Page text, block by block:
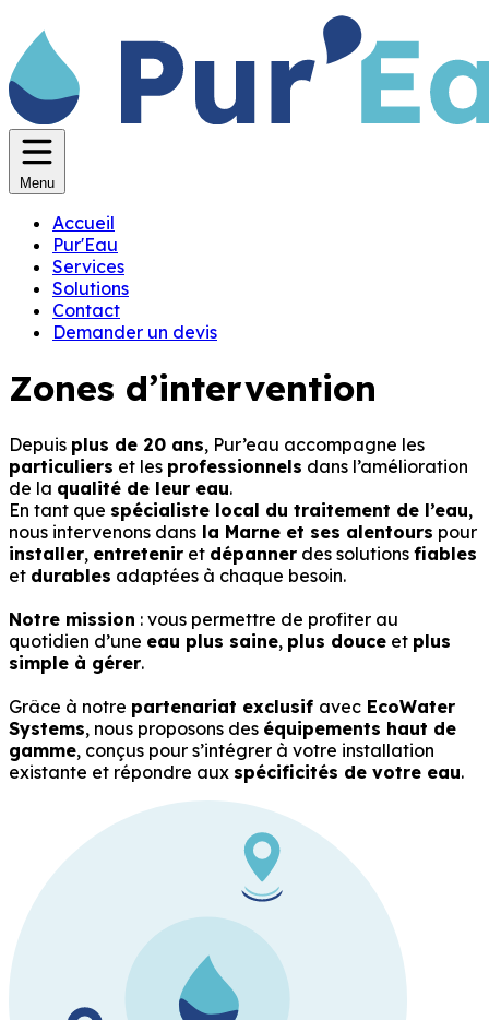
Menu
Accueil
Pur'Eau
Services
Solutions
Contact
Demander un devis
Zones d’intervention
Depuis plus de 20 ans, Pur’eau accompagne les
particuliers et les professionnels dans l’amélioration
de la qualité de leur eau.
En tant que spécialiste local du traitement de l’eau,
nous intervenons dans la Marne et ses alentours pour
installer, entretenir et dépanner des solutions fiables
et durables adaptées à chaque besoin.
Notre mission : vous permettre de profiter au
quotidien d’une eau plus saine, plus douce et plus
simple à gérer.
Grâce à notre partenariat exclusif avec EcoWater
Systems, nous proposons des équipements haut de
gamme, conçus pour s’intégrer à votre installation
existante et répondre aux spécificités de votre eau.